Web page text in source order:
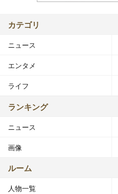
カテゴリ
ニュース
エンタメ
ライフ
ランキング
ニュース
画像
ルーム
人物一覧